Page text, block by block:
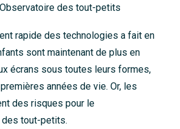
Observatoire des tout-petits
rapide des technologies a fait en
sont maintenant de plus en
écrans sous toutes leurs formes,
années de vie. Or, les
des risques pour le
tout-petits.